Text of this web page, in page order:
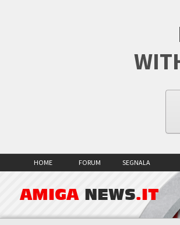
HOME FORUM SEGNALA
AMIGA NEWS.IT